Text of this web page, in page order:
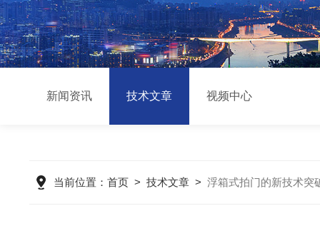
新闻资讯 技术文章 视频中心
当前位置： 首页> 技术文章> 浮箱式拍门的新技术突